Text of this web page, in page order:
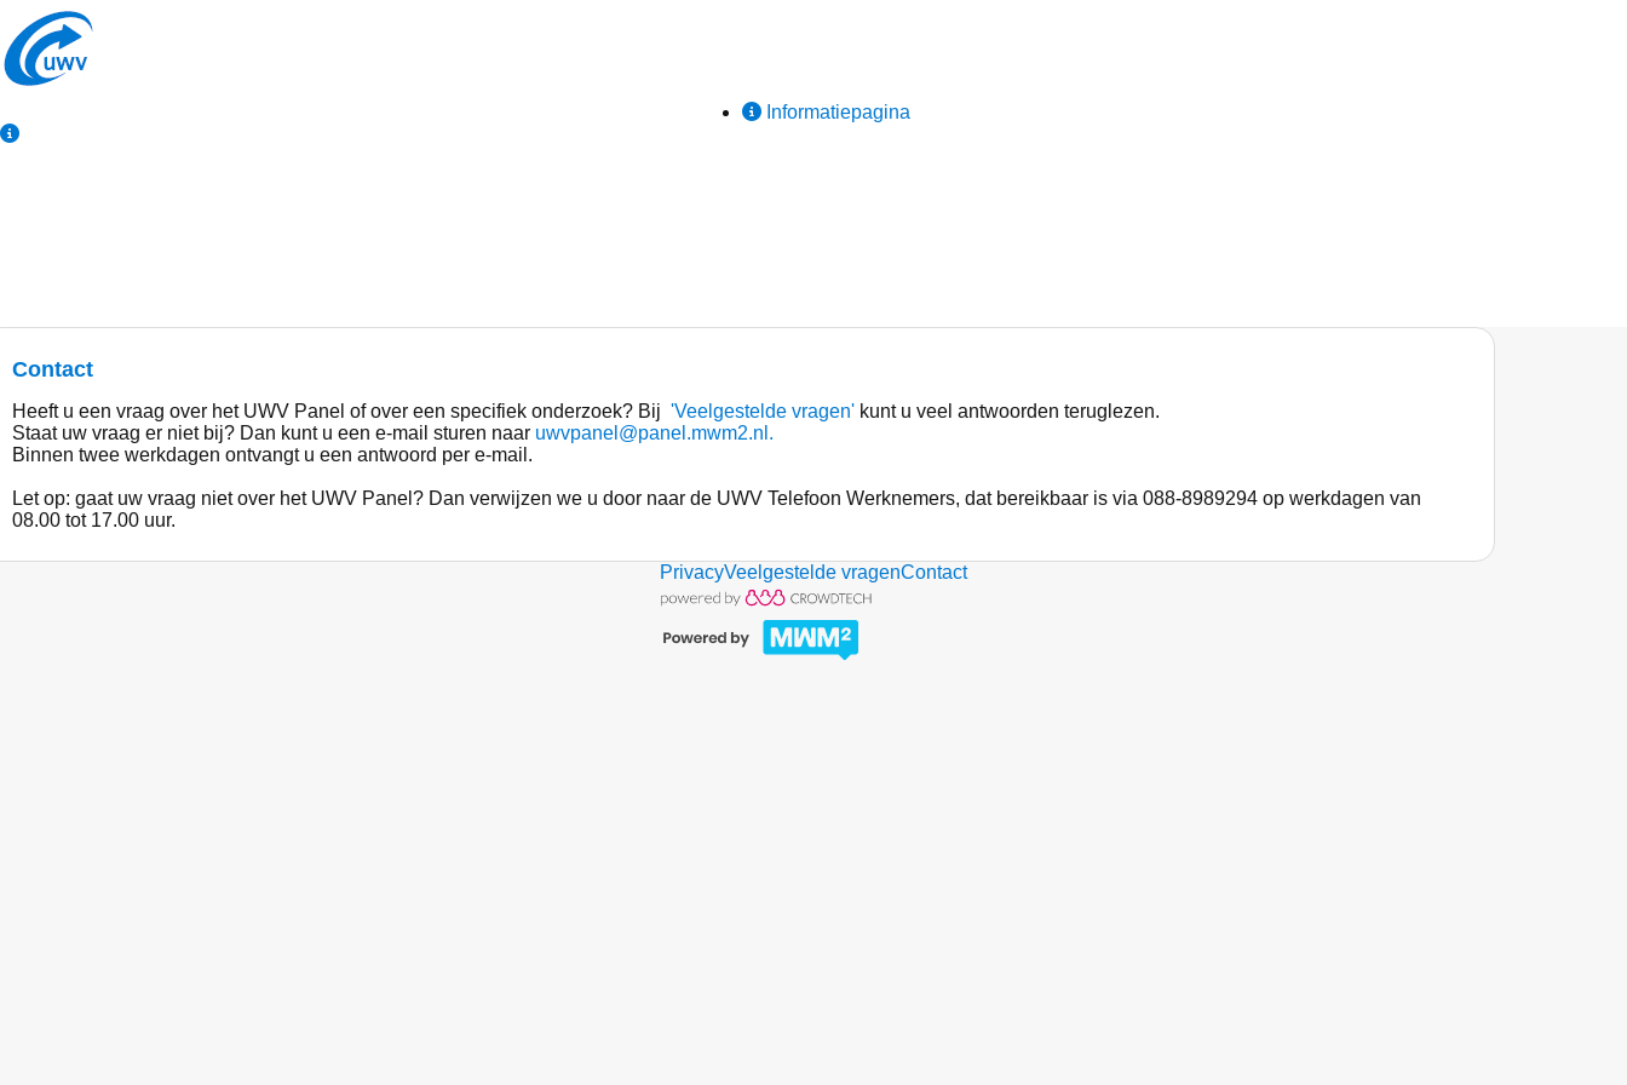
Ga door naar content
Informatiepagina
Contact
Heeft u een vraag over het UWV Panel of over een specifiek onderzoek? Bij 'Veelgestelde vragen' kunt u veel antwoorden teruglezen.
Staat uw vraag er niet bij? Dan kunt u een e-mail sturen naar uwvpanel@panel.mwm2.nl.
Binnen twee werkdagen ontvangt u een antwoord per e-mail.
Let op: gaat uw vraag niet over het UWV Panel? Dan verwijzen we u door naar de UWV Telefoon Werknemers, dat bereikbaar is via 088-8989294 op werkdagen van
08.00 tot 17.00 uur.
PrivacyVeelgestelde vragenContact